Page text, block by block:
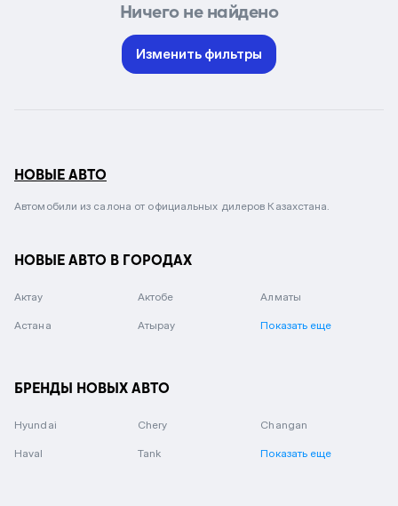
Ничего не найдено
Изменить фильтры
НОВЫЕ АВТО
Автомобили из салона от официальных дилеров Казахстана.
НОВЫЕ АВТО В ГОРОДАХ
Актау Актобе Алматы
Астана Атырау Показать еще
БРЕНДЫ НОВЫХ АВТО
Hyundai Chery Changan
Haval Tank Показать еще